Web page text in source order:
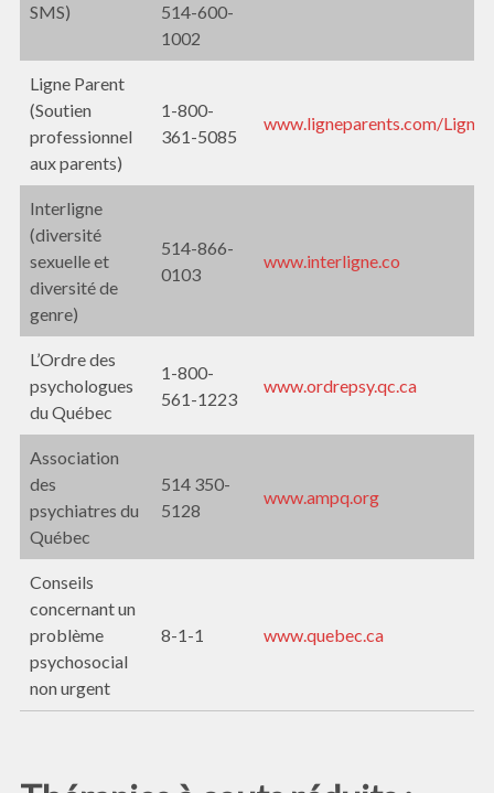
SMS)
514-600-
1002
Ligne Parent
(Soutien
professionnel
aux parents)
1-800-
361-5085
www.ligneparents.com/
Interligne
(diversité
sexuelle et
diversité de
genre)
514-866-
0103
www.interligne.co
L’Ordre des
psychologues
du Québec
1-800-
561-1223
www.ordrepsy.qc.ca
Association
des
psychiatres du
Québec
514 350-
5128
www.ampq.org
Conseils
concernant un
problème
psychosocial
non urgent
8-1-1 www.quebec.ca